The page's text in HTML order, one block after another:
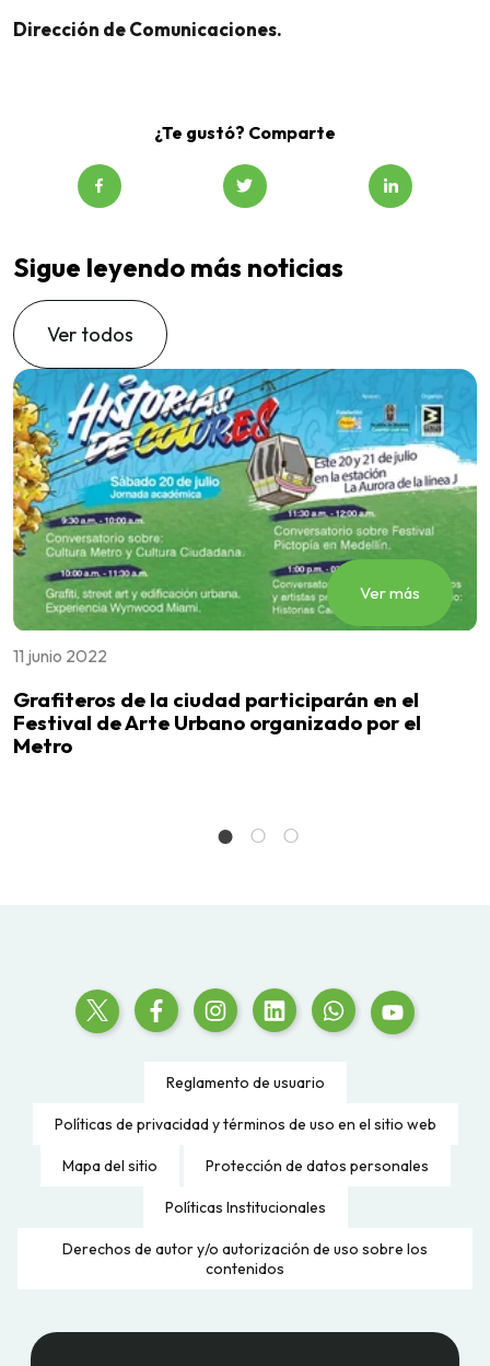
Dirección de Comunicaciones.
¿Te gustó? Comparte
Sigue leyendo más noticias
Ver todos
Ver más
11 junio 2022
Grafiteros de la ciudad participarán en el
Festival de Arte Urbano organizado por el
Metro
Reglamento de usuario
Políticas de privacidad y términos de uso en el sitio web
Mapa del sitio Protección de datos personales
Políticas Institucionales
Derechos de autor y/o autorización de uso sobre los
contenidos